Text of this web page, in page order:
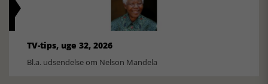
TV-tips, uge 32, 2026
Bl.a. udsendelse om Nelson Mandela